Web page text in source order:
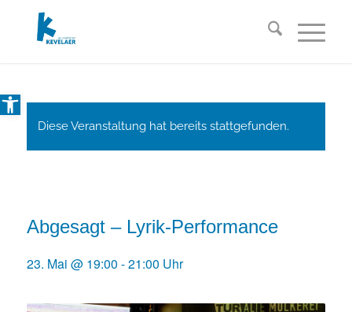
Open toolbar
Diese Veranstaltung hat bereits stattgefunden.
Abgesagt – Lyrik-Performance
23. Mai @ 19:00 -21:00